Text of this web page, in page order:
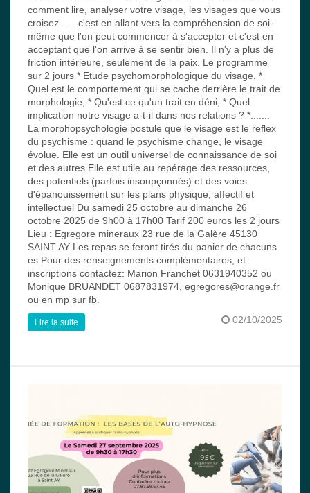
comment lire, analyser votre visage, les visages que vous
croisez...... c'est en allant vers la compréhension de soi-
même que l'on peut commencer à s'accepter et c'est en
acceptant que l'on arrive à se sentir bien. Il n'y a plus de
friction intérieure, seulement de la paix. Le programme
sur 2 jours * Etude psychomorphologique du visage, *
Quel est le comportement qui se cache derrière le trait de
morphologie, * Qu'est ce qu'un trait en déni, * Quel
implication notre visage a-t-il dans nos relations ? *.......
La morphopsychologie postule que le visage est le reflex
du psychisme : quand le psychisme change, le visage
évolue. Elle est un outil universel de connaissance de soi
et des autres Elle est utile au repérage des ressources,
des potentiels (parfois insoupçonnés) et des voies
d'épanouissement sur les plans physique, affectif et
intellectuel Du samedi 25 octobre au dimanche 26
octobre 2025 de 9h00 à 17h00 Tarif 200 euros les 2 jours
Lieu : Egregore mineraux 23 rue de la Galère 45130
SAINT AY Les repas se feront tirés du panier de chacuns
es Pour des renseignements complémentaires, et
inscriptions contactez: Marion Franchet 0631940352 ou
Monique BRUANDET 0687831974, egregores@orange.fr
ou en mp sur fb.
02/10/2025
Lire la suite